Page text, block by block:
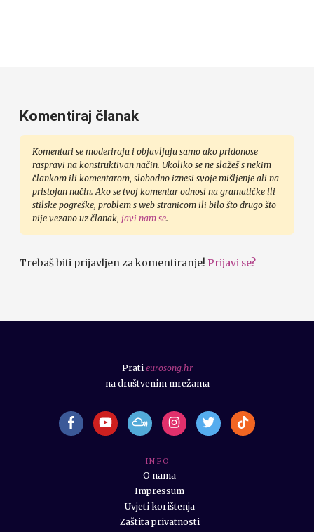
Komentiraj članak
Komentari se moderiraju i objavljuju samo ako pridonose
raspravi na konstruktivan način. Ukoliko se ne slažeš s nekim
člankom ili komentarom, slobodno iznesi svoje mišljenje ali na
pristojan način. Ako se tvoj komentar odnosi na gramatičke ili
stilske pogreške, problem s web stranicom ili bilo što drugo što
nije vezano uz članak, javi nam se.
Trebaš biti prijavljen za komentiranje! Prijavi se?
I N F O
O nama
Impressum
Uvjeti korištenja
Zaštita privatnosti
Prati eurosong.hr
na društvenim mrežama